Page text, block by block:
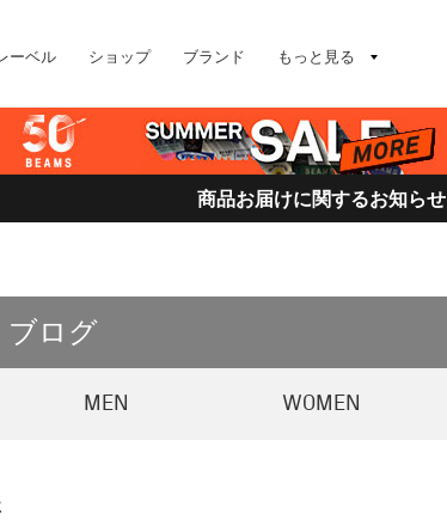
ーベル ショップ ブランド もっと見る
商品お届けに関するお知らせ
ブログ
MEN WOMEN